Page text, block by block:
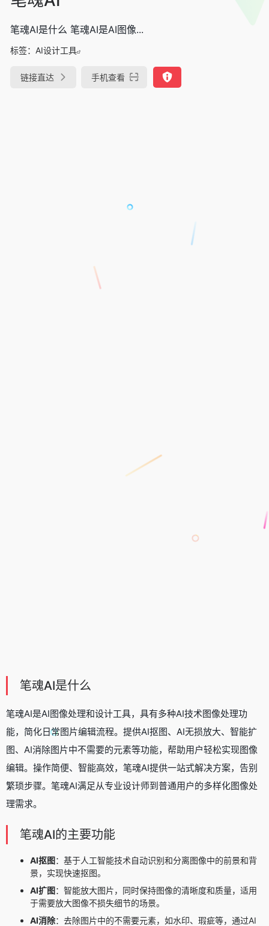
笔魂AI是什么 笔魂AI是AI图像...
标签： AI设计工具
链接直达 手机查看
笔魂AI是什么
笔魂AI是AI图像处理和设计工具，具有多种AI技术图像处理功
能，简化日常图片编辑流程。提供AI抠图、 AI无损放大、智能扩
图、 AI消除图片中不需要的元素等功能，帮助用户轻松实现图像
编辑。操作简便、智能高效，笔魂AI提供一站式解决方案，告别
繁琐步骤。笔魂AI满足从专业设计师到普通用户的多样化图像处
理需求。
笔魂AI的主要功能
AI抠图：基于人工智能技术自动识别和分离图像中的前景和背
景，实现快速抠图。
AI扩图：智能放大图片，同时保持图像的清晰度和质量，适用
于需要放大图像不损失细节的场景。
AI消除：去除图片中的不需要元素，如水印、瑕疵等，通过AI